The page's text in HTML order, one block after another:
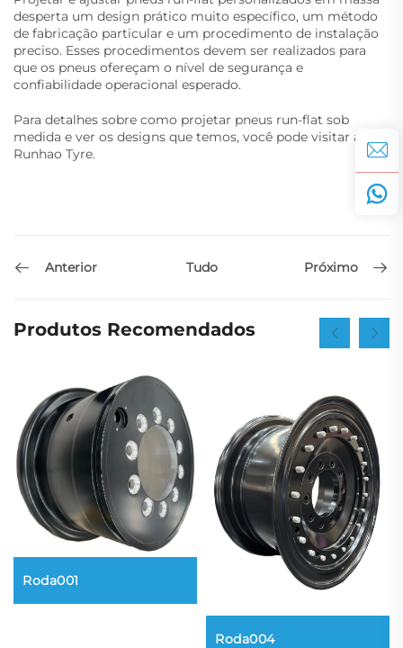
desperta um design prático muito específico, um método
de fabricação particular e um procedimento de instalação
preciso. Esses procedimentos devem ser realizados para
que os pneus ofereçam o nível de segurança e
confiabilidade operacional esperado.
Para detalhes sobre como projetar pneus run-flat sob
medida e ver os designs que temos, você pode visitar a
Runhao Tyre.
Anterior Tudo Próximo
Produtos Recomendados
Roda001
Roda004